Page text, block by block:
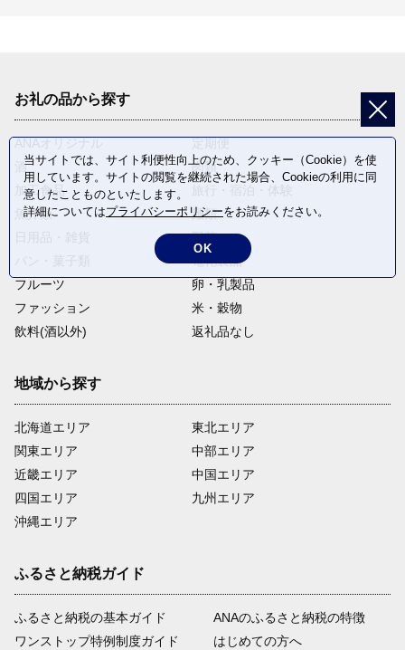
お礼の品から探す
酒
肉類
加工食品
魚介類
麺類
野菜
電化製品
フルーツ
卵・乳製品
ファッション
米・穀物
飲料(酒以外)
返礼品なし
地域から探す
北海道エリア
関東エリア
近畿エリア
四国エリア
沖縄エリア
東北エリア
中部エリア
中国エリア
九州エリア
ふるさと納税ガイド
ふるさと納税の基本ガイド
ワンストップ特例制度ガイド
ANAのふるさと納税の特徴
はじめての方へ
当サイトでは、サイト利便性向上のため、クッキー（Cookie）を使
用しています。サイトの閲覧を継続された場合、Cookieの利用に同
意したことものといたします。
詳細についてはプライバシーポリシーをお読みください。
OK